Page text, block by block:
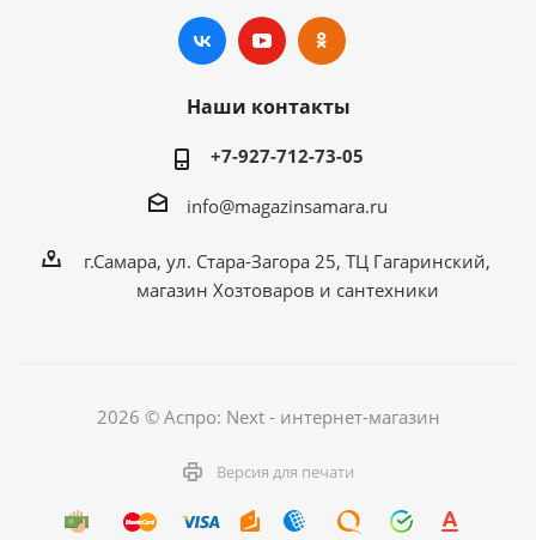
Наши контакты
+7-927-712-73-05
info@magazinsamara.ru
г.Самара, ул. Стара-Загора 25, ТЦ Гагаринский,
магазин Хозтоваров и сантехники
2026 © Аспро: Next - интернет-магазин
Версия для печати